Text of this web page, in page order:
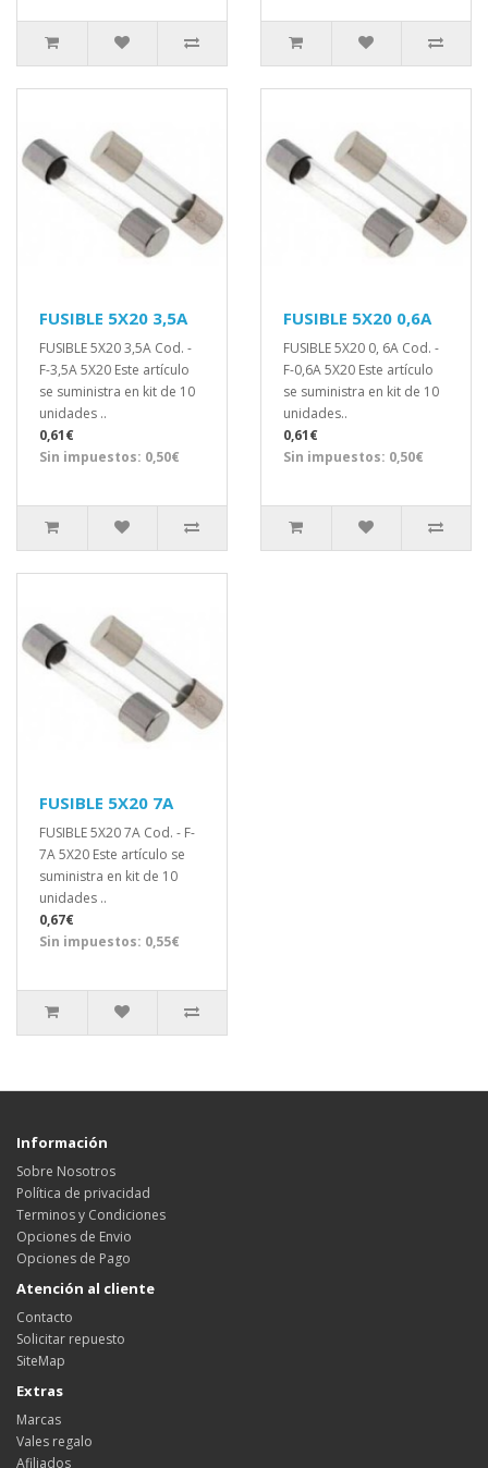
FUSIBLE 5X20 3,5A
FUSIBLE 5X20 3,5A Cod. -
F-3,5A 5X20 Este artículo
se suministra en kit de 10
unidades ..
0,61€
Sin impuestos: 0,50€
FUSIBLE 5X20 0,6A
FUSIBLE 5X20 0, 6A Cod. -
F-0,6A 5X20 Este artículo
se suministra en kit de 10
unidades..
0,61€
Sin impuestos: 0,50€
FUSIBLE 5X20 7A
FUSIBLE 5X20 7A Cod. - F-
7A 5X20 Este artículo se
suministra en kit de 10
unidades ..
0,67€
Sin impuestos: 0,55€
Información
Sobre Nosotros
Política de privacidad
Terminos y Condiciones
Opciones de Envio
Opciones de Pago
Atención al cliente
Contacto
Solicitar repuesto
SiteMap
Extras
Marcas
Vales regalo
Afiliados